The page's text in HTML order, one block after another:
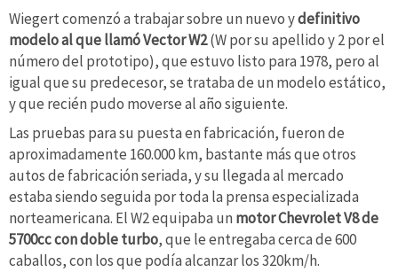
Wiegert comenzó a trabajar sobre un nuevo ydefinitivo
modelo al que llamó Vector W2(W por su apellido y 2 por el
número del prototipo), que estuvo listo para 1978, pero al
igual que su predecesor, se trataba de un modelo estático,
y que recién pudo moverse al año siguiente.
Las pruebas para su puesta en fabricación, fueron de
aproximadamente 160.000 km, bastante más que otros
autos de fabricación seriada, y su llegada al mercado
estaba siendo seguida por toda la prensa especializada
norteamericana. El W2 equipaba un motor Chevrolet V8 de
5700cc con doble turbo, que le entregaba cerca de 600
caballos, con los que podía alcanzar los 320km/h.